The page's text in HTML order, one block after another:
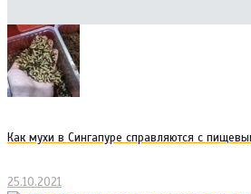
Как мухи в Сингапуре справляются с
25.10.2021